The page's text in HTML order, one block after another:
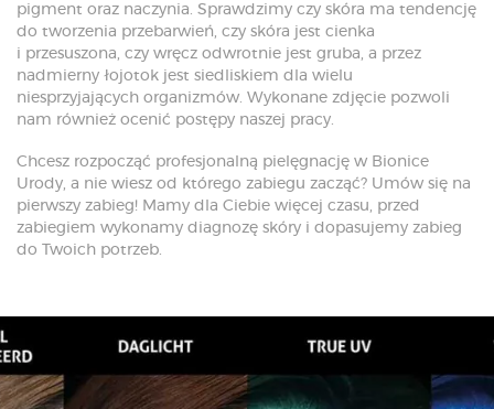
pigment oraz naczynia. Sprawdzimy czy skóra ma tendencję
do tworzenia przebarwień, czy skóra jest cienka
i przesuszona, czy wręcz odwrotnie jest gruba, a przez
nadmierny łojotok jest siedliskiem dla wielu
niesprzyjających organizmów. Wykonane zdjęcie pozwoli
nam również ocenić postępy naszej pracy.
Chcesz rozpocząć profesjonalną pielęgnację w Bionice
Urody, a nie wiesz od którego zabiegu zacząć? Umów się na
pierwszy zabieg! Mamy dla Ciebie więcej czasu, przed
zabiegiem wykonamy diagnozę skóry i dopasujemy zabieg
do Twoich potrzeb.